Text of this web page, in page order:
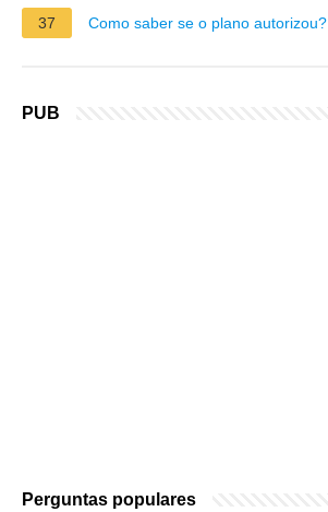
37 Como saber se o plano autorizou?
PUB
Perguntas populares